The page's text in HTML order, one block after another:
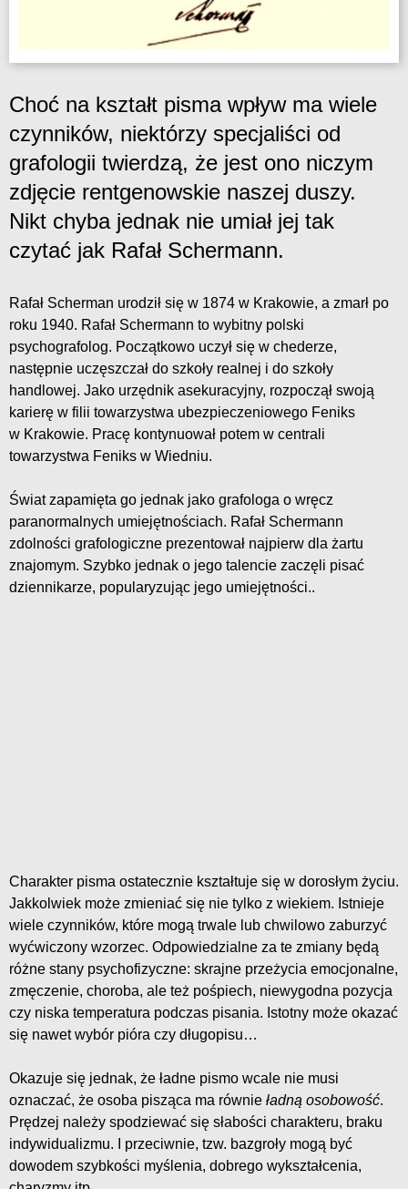
Choć na kształt pisma wpływ ma wiele
czynników, niektórzy specjaliści od
grafologii twierdzą, że jest ono niczym
zdjęcie rentgenowskie naszej duszy.
Nikt chyba jednak nie umiał jej tak
czytać jak Rafał Schermann.
Rafał Scherman urodził się w 1874 w Krakowie, a zmarł po
roku 1940. Rafał Schermann to wybitny polski
psychografolog. Początkowo uczył się w chederze,
następnie uczęszczał do szkoły realnej i do szkoły
handlowej. Jako urzędnik asekuracyjny, rozpoczął swoją
karierę w filii towarzystwa ubezpieczeniowego Feniks
w Krakowie. Pracę kontynuował potem w centrali
towarzystwa Feniks w Wiedniu.
Świat zapamięta go jednak jako grafologa o wręcz
paranormalnych umiejętnościach. Rafał Schermann
zdolności grafologiczne prezentował najpierw dla żartu
znajomym. Szybko jednak o jego talencie zaczęli pisać
dziennikarze, popularyzując jego umiejętności..
Charakter pisma ostatecznie kształtuje się w dorosłym życiu.
Jakkolwiek może zmieniać się nie tylko z wiekiem. Istnieje
wiele czynników, które mogą trwale lub chwilowo zaburzyć
wyćwiczony wzorzec. Odpowiedzialne za te zmiany będą
różne stany psychofizyczne: skrajne przeżycia emocjonalne,
zmęczenie, choroba, ale też pośpiech, niewygodna pozycja
czy niska temperatura podczas pisania. Istotny może okazać
się nawet wybór pióra czy długopisu…
Okazuje się jednak, że ładne pismo wcale nie musi
oznaczać, że osoba pisząca ma równie ładną osobowość.
Prędzej należy spodziewać się słabości charakteru, braku
indywidualizmu. I przeciwnie, tzw. bazgroły mogą być
dowodem szybkości myślenia, dobrego wykształcenia,